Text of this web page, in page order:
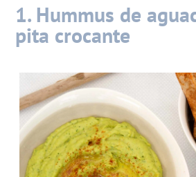
1. Hummus de
pita crocante